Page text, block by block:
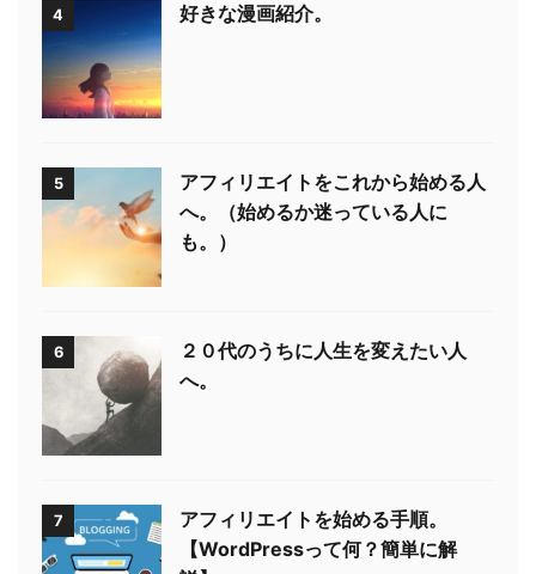
4 好きな漫画紹介。
5
アフィリエイトをこれから始める人
へ。（始めるか迷っている人に
も。）
6
２０代のうちに人生を変えたい人
へ。
7
アフィリエイトを始める手順。
【WordPressって何？簡単に解